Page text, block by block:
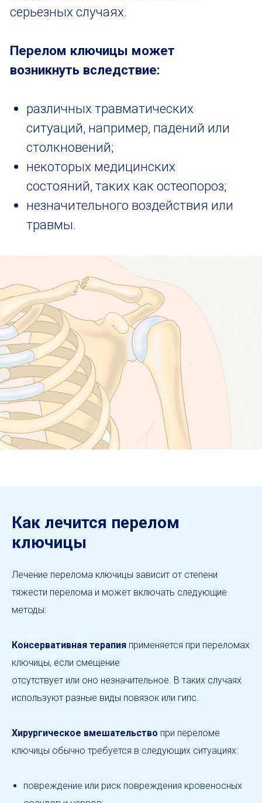
Как лечится перелом
ключицы
Лечение перелома ключицы зависит от степени
тяжести перелома и может включать следующие
методы:
Консервативная терапия применяется при переломах
ключицы, если смещение
отсутствует или оно незначительное. В таких случаях
используют разные виды повязок или гипс.
Хирургическое вмешательство при переломе
ключицы обычно требуется в следующих ситуациях:
повреждение или риск повреждения кровеносных